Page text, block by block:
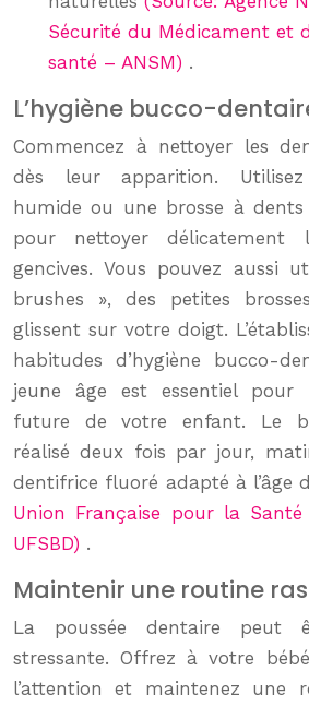
Sécurité du Médicament et
santé – ANSM) .
L’hygiène bucco-
Commencez à nettoyer les
dès leur apparition.
humide ou une brosse à
pour nettoyer
gencives. Vous pouvez aussi
brushes », des petites
glissent sur votre doigt.
habitudes d’hygiène bucco-
jeune âge est essentiel pour
future de votre enfant. Le
réalisé deux fois par jour,
dentifrice fluoré adapté à l’âge
Union Française pour la
UFSBD) .
Maintenir une routine
La poussée dentaire peut
stressante. Offrez à votre
l’attention et maintenez une